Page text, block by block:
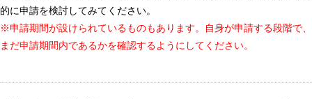
的に申請を検討してみてください。
※申請期間が設けられているものもあります。自身が申請する段階で、
まだ申請期間内であるかを確認するようにしてください。